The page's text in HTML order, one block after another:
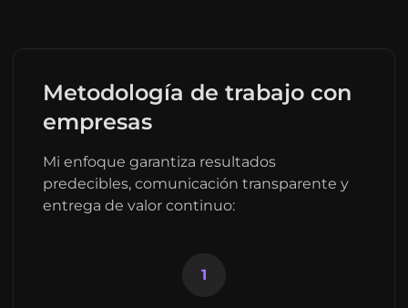
Metodología de trabajo con
empresas
Mi enfoque garantiza resultados
predecibles, comunicación transparente y
entrega de valor continuo:
1